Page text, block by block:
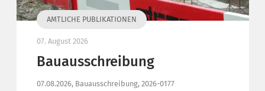
AMTLICHE PUBLIKATIONEN
07. August 2026
Bauausschreibung
07.08.2026, Bauausschreibung, 2026-0177